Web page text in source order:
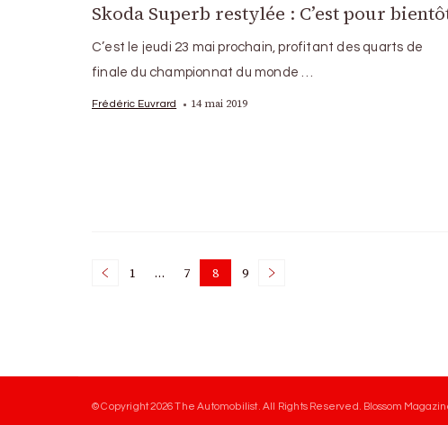
Skoda Superb restylée : C’est pour
C’est le jeudi 23 mai prochain, profitant des quarts de
finale du championnat du monde …
Frédéric Euvrard 14 mai 2019
Posts
Page
1 … Page
7 Page
8 Page
9
© Copyright 2026The Automobilist. All Rights Reserved. Blossom